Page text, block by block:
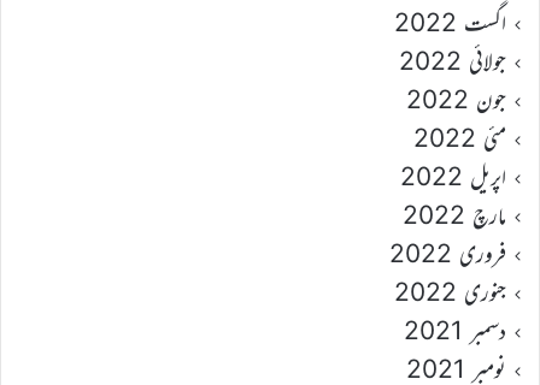
اگست 2022
جولائی 2022
جون 2022
مئی 2022
اپریل 2022
مارچ 2022
فروری 2022
جنوری 2022
دسمبر 2021
نومبر 2021